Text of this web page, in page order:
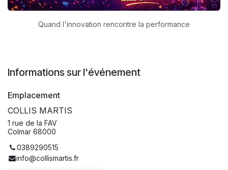
Quand l'innovation rencontre la performance
Informations sur l'événement
Emplacement
COLLIS MARTIS
1 rue de la FAV
Colmar 68000
0389290515
info@collismartis.fr